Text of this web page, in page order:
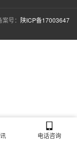
号： 陕ICP备17003647
电话咨询